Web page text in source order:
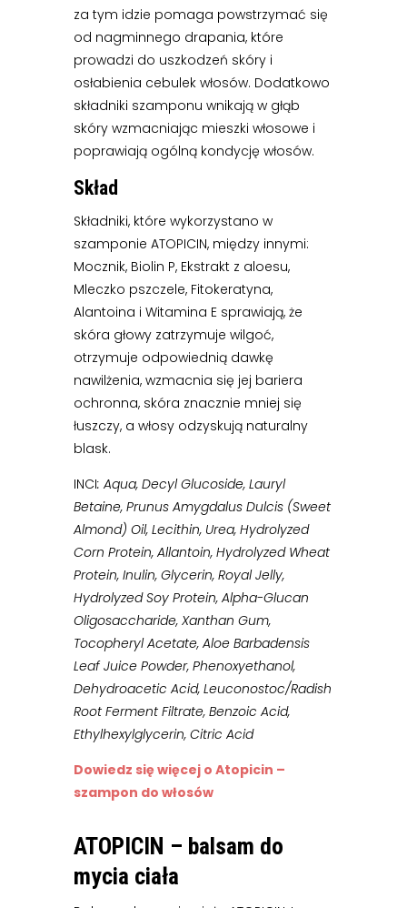
za tym idzie pomaga powstrzymać się
od nagminnego drapania, które
prowadzi do uszkodzeń skóry i
osłabienia cebulek włosów. Dodatkowo
składniki szamponu wnikają w głąb
skóry wzmacniając mieszki włosowe i
poprawiają ogólną kondycję włosów.
Skład
Składniki, które wykorzystano w
szamponie ATOPICIN, między innymi:
Mocznik, Biolin P, Ekstrakt z aloesu,
Mleczko pszczele, Fitokeratyna,
Alantoina i Witamina E sprawiają, że
skóra głowy zatrzymuje wilgoć,
otrzymuje odpowiednią dawkę
nawilżenia, wzmacnia się jej bariera
ochronna, skóra znacznie mniej się
łuszczy, a włosy odzyskują naturalny
blask.
INCI: Aqua, Decyl Glucoside, Lauryl
Betaine, Prunus Amygdalus Dulcis (Sweet
Almond) Oil, Lecithin, Urea, Hydrolyzed
Corn Protein, Allantoin, Hydrolyzed Wheat
Protein, Inulin, Glycerin, Royal Jelly,
Hydrolyzed Soy Protein, Alpha-Glucan
Oligosaccharide, Xanthan Gum,
Tocopheryl Acetate, Aloe Barbadensis
Leaf Juice Powder, Phenoxyethanol,
Dehydroacetic Acid, Leuconostoc/Radish
Root Ferment Filtrate, Benzoic Acid,
Ethylhexylglycerin, Citric Acid
Dowiedz się więcej o​ Atopicin –
szampon do włosów
ATOPICIN – balsam do
mycia ciała